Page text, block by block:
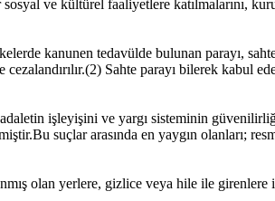
ve kültürel faaliyetlere katılmalarını,
kanunen tedavülde bulunan parayı,
Sahte parayı bilerek kabul
işleyişini ve yargı sisteminin
suçlar arasında en yaygın olanları;
olan yerlere, gizlice veya hile ile girenlere